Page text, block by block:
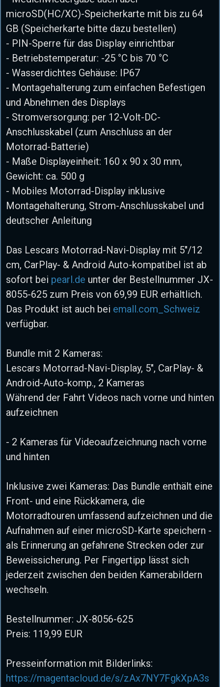
microSD(HC/XC)-Speicherkarte mit bis zu 64
GB (Speicherkarte bitte dazu bestellen)
- PIN-Sperre für das Display einrichtbar
- Betriebstemperatur: -25 °C bis 70 °C
- Wasserdichtes Gehäuse: IP67
- Montagehalterung zum einfachen Befestigen
und Abnehmen des Displays
- Stromversorgung: per 12-Volt-DC-
Anschlusskabel (zum Anschluss an der
Motorrad-Batterie)
- Maße Displayeinheit: 160 x 90 x 30 mm,
Gewicht: ca. 500 g
- Mobiles Motorrad-Display inklusive
Montagehalterung, Strom-Anschlusskabel und
deutscher Anleitung
Das Lescars Motorrad-Navi-Display mit 5"/12
cm, CarPlay- & Android Auto-kompatibel ist ab
sofort bei pearl.de unter der Bestellnummer JX-
8055-625 zum Preis von 69,99 EUR erhältlich.
Das Produkt ist auch bei emall.com_Schweiz
verfügbar.
Bundle mit 2 Kameras:
Lescars Motorrad-Navi-Display, 5", CarPlay- &
Android-Auto-komp., 2 Kameras
Während der Fahrt Videos nach vorne und hinten
aufzeichnen
- 2 Kameras für Videoaufzeichnung nach vorne
und hinten
Inklusive zwei Kameras: Das Bundle enthält eine
Front- und eine Rückkamera, die
Motorradtouren umfassend aufzeichnen und die
Aufnahmen auf einer microSD-Karte speichern -
als Erinnerung an gefahrene Strecken oder zur
Beweissicherung. Per Fingertipp lässt sich
jederzeit zwischen den beiden Kamerabildern
wechseln.
Bestellnummer: JX-8056-625
Preis: 119,99 EUR
Presseinformation mit Bilderlinks:
https://magentacloud.de/s/zAx7NY7FgkXpA3s